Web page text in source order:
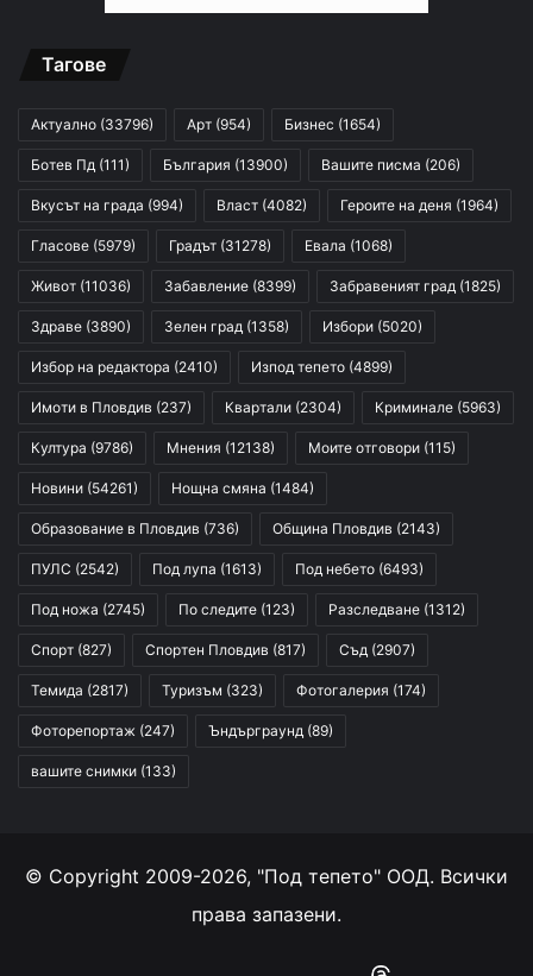
Тагове
Актуално (33796) Арт (954) Бизнес (1654)
Ботев Пд (111) България (13900) Вашите писма (206)
Вкусът на града (994) Власт (4082) Героите на деня (1964)
Гласове (5979) Градът (31278) Евала (1068)
Живот (11036) Забавление (8399) Забравеният град (1825)
Здраве (3890) Зелен град (1358) Избори (5020)
Избор на редактора (2410) Изпод тепето (4899)
Имоти в Пловдив (237) Квартали (2304) Криминале (5963)
Култура (9786) Мнения (12138) Моите отговори (115)
Новини (54261) Нощна смяна (1484)
Образование в Пловдив (736) Община Пловдив (2143)
ПУЛС (2542) Под лупа (1613) Под небето (6493)
Под ножа (2745) По следите (123) Разследване (1312)
Спорт (827) Спортен Пловдив (817) Съд (2907)
Темида (2817) Туризъм (323) Фотогалерия (174)
Фоторепортаж (247) Ъндърграунд (89)
вашите снимки (133)
© Copyright 2009-2026, "Под тепето" ООД. Всички
права запазени.